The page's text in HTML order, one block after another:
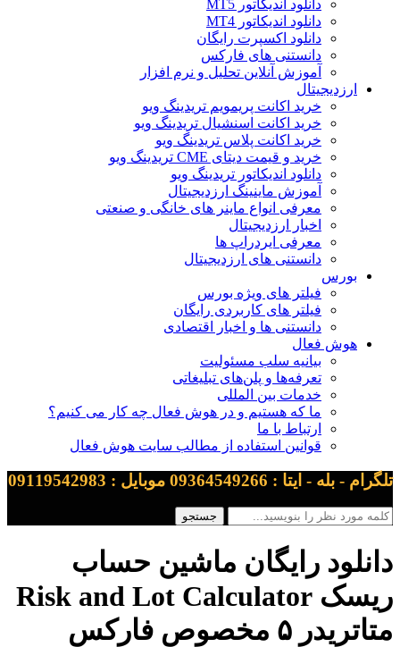
دانلود اندیکاتور MT5
دانلود اندیکاتور MT4
دانلود اکسپرت رایگان
دانستنی های فارکس
آموزش آنلاین تحلیل و نرم افزار
ارزدیجیتال
خرید اکانت پریمویم تریدینگ ویو
خرید اکانت اسنشیال تریدینگ ویو
خرید اکانت پلاس تریدینگ ویو
خرید و قیمت دیتای CME تریدینگ ویو
دانلود اندیکاتور تریدینگ ویو
آموزش ماینینگ ارزدیجیتال
معرفی انواع ماینر های خانگی و صنعتی
اخبار ارزدیجیتال
معرفی ایردراپ ها
دانستنی های ارزدیجیتال
بورس
فیلتر های ویژه بورس
فیلتر های کاربردی رایگان
دانستنی ها و اخبار اقتصادی
هوش فعال
بیانیه سلب مسئولیت
تعرفه‌ها و پلن‌های تبلیغاتی
خدمات بین المللی
ما که هستیم و در هوش فعال چه کار می کنیم؟
ارتباط با ما
قوانین استفاده از مطالب سایت هوش فعال
تلگرام - بله - ایتا : 09364549266 موبایل : 09119542983
دانلود رایگان ماشین حساب
ریسک Risk and Lot Calculator
متاتریدر ۵ مخصوص فارکس